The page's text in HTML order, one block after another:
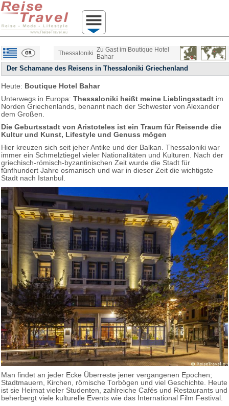
Thessaloniki Zu Gast im Boutique Hotel
Bahar
Der Schamane des Reisens in Thessaloniki Griechenland
Heute: Boutique Hotel Bahar
Unterwegs in Europa: Thessaloniki heißt meine Lieblingsstadt im
Norden Griechenlands, benannt nach der Schwester von Alexander
dem Großen.
Die Geburtsstadt von Aristoteles ist ein Traum für Reisende die
Kultur und Kunst, Lifestyle und Genuss mögen
Hier kreuzen sich seit jeher Antike und der Balkan. Thessaloniki war
immer ein Schmelztiegel vieler Nationalitäten und Kulturen. Nach der
griechisch-römisch-byzantinischen Zeit wurde die Stadt für
fünfhundert Jahre osmanisch und war in dieser Zeit die wichtigste
Stadt nach Istanbul.
Man findet an jeder Ecke Überreste jener vergangenen Epochen;
Stadtmauern, Kirchen, römische Torbögen und viel Geschichte. Heute
ist sie Heimat vieler Studenten, zahlreiche Cafés und Restaurants und
beherbergt viele kulturelle Events wie das International Film Festival.